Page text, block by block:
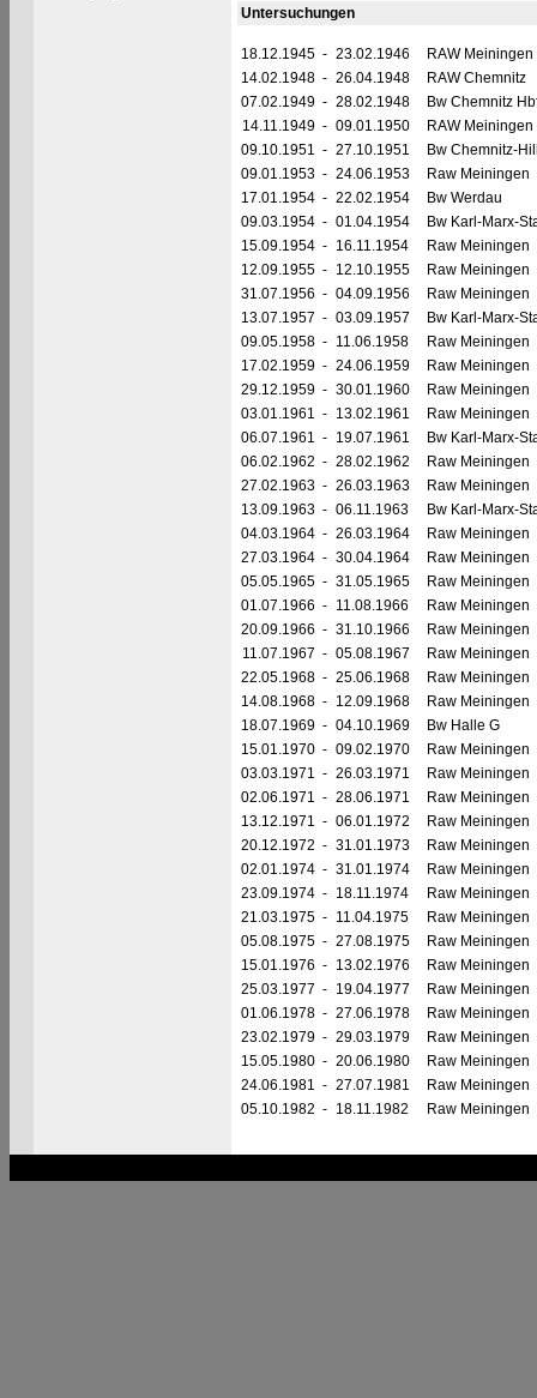
Untersuchungen
18.12.1945 - 23.02.1946
RAW Meiningen
14.02.1948 - 26.04.1948
RAW Chemnitz
07.02.1949 - 28.02.1948
Bw Chemnitz
14.11.1949 - 09.01.1950
RAW Meiningen
09.10.1951 - 27.10.1951
Bw Chemnitz-
09.01.1953 - 24.06.1953
Raw Meiningen
17.01.1954 - 22.02.1954
Bw Werdau
09.03.1954 - 01.04.1954
Bw Karl-Marx-
15.09.1954 - 16.11.1954
Raw Meiningen
12.09.1955 - 12.10.1955
Raw Meiningen
31.07.1956 - 04.09.1956
Raw Meiningen
13.07.1957 - 03.09.1957
Bw Karl-Marx-
09.05.1958 - 11.06.1958
Raw Meiningen
17.02.1959 - 24.06.1959
Raw Meiningen
29.12.1959 - 30.01.1960
Raw Meiningen
03.01.1961 - 13.02.1961
Raw Meiningen
06.07.1961 - 19.07.1961
Bw Karl-Marx-
06.02.1962 - 28.02.1962
Raw Meiningen
27.02.1963 - 26.03.1963
Raw Meiningen
13.09.1963 - 06.11.1963
Bw Karl-Marx-
04.03.1964 - 26.03.1964
Raw Meiningen
27.03.1964 - 30.04.1964
Raw Meiningen
05.05.1965 - 31.05.1965
Raw Meiningen
01.07.1966 - 11.08.1966
Raw Meiningen
20.09.1966 - 31.10.1966
Raw Meiningen
11.07.1967 - 05.08.1967
Raw Meiningen
22.05.1968 - 25.06.1968
Raw Meiningen
14.08.1968 - 12.09.1968
Raw Meiningen
18.07.1969 - 04.10.1969
Bw Halle G
15.01.1970 - 09.02.1970
Raw Meiningen
03.03.1971 - 26.03.1971
Raw Meiningen
02.06.1971 - 28.06.1971
Raw Meiningen
13.12.1971 - 06.01.1972
Raw Meiningen
20.12.1972 - 31.01.1973
Raw Meiningen
02.01.1974 - 31.01.1974
Raw Meiningen
23.09.1974 - 18.11.1974
Raw Meiningen
21.03.1975 - 11.04.1975
Raw Meiningen
05.08.1975 - 27.08.1975
Raw Meiningen
15.01.1976 - 13.02.1976
Raw Meiningen
25.03.1977 - 19.04.1977
Raw Meiningen
01.06.1978 - 27.06.1978
Raw Meiningen
23.02.1979 - 29.03.1979
Raw Meiningen
15.05.1980 - 20.06.1980
Raw Meiningen
24.06.1981 - 27.07.1981
Raw Meiningen
05.10.1982 - 18.11.1982 Raw Meiningen